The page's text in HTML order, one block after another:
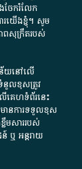
ចែករំលែក
រយើងខ្ញុំ។ សូម
ពសុក្រឹតរបស់
ន័យនៅលើ
នួលខុសត្រូវ
គេហទំព័រនេះ
មានការទទួលខុស​
លឹមសាររបស់
ឬ អន្តរាយ